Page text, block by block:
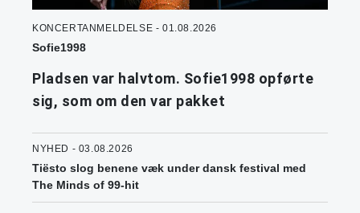
KONCERTANMELDELSE - 01.08.2026
Sofie1998
Pladsen var halvtom. Sofie1998 opførte
sig, som om den var pakket
NYHED - 03.08.2026
Tiësto slog benene væk under dansk festival med
The Minds of 99-hit